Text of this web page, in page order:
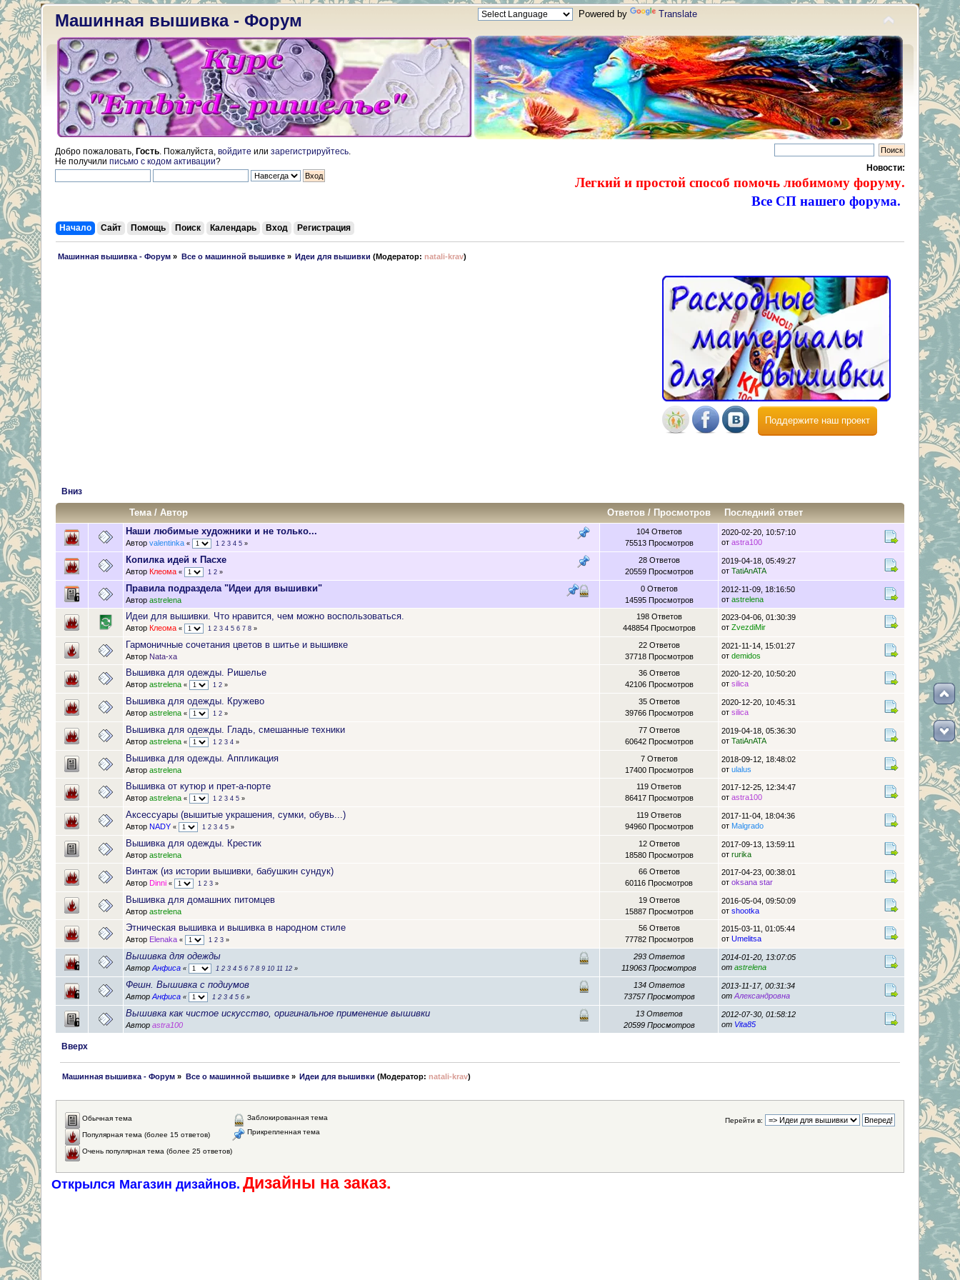
Машинная вышивка - Форум Powered by Translate
Добро пожаловать, Гость . Пожалуйста, войдите или зарегистрируйтесь
Не получили письмо с кодом активации?
Новости:
Легкий и простой способ помочь любимому форуму.
Все СП нашего форума.
Начало Сайт Помощь Поиск Календарь Вход Регистрация
Машинная вышивка - Форум » Все о машинной вышивке» Идеи для вышивки (Модератор:natali-krav)
Поддержите наш проект
Вниз
Тема/Автор Ответов/ Просмотров
Последний ответ
Наши любимые художники и не только...
Автор valentinka « 1 2 3 4 5 »
104 Ответов
75513 Просмотров
2020-02-20, 10:57:10
от astra100
Копилка идей к Пасхе
Автор Клеома « 1 2 »
28 Ответов
20559 Просмотров
2019-04-18, 05:49:27
от TatiAnATA
Правила подраздела "Идеи для вышивки"
Автор astrelena
0 Ответов
14595 Просмотров
2012-11-09, 18:16:50
от astrelena
Идеи для вышивки. Что нравится, чем можно воспользоваться.
Автор Клеома « 1 2 3 4 5 6 7 8 »
198 Ответов
448854 Просмотров
2023-04-06, 01:30:39
от ZvezdiMir
Гармоничные сочетания цветов в шитье и вышивке
Автор Nata-xa
22 Ответов
37718 Просмотров
2021-11-14, 15:01:27
от demidos
Вышивка для одежды. Ришелье
Автор astrelena « 1 2 »
36 Ответов
42106 Просмотров
2020-12-20, 10:50:20
от silica
Вышивка для одежды. Кружево
Автор astrelena « 1 2 »
35 Ответов
39766 Просмотров
2020-12-20, 10:45:31
от silica
Вышивка для одежды. Гладь, смешанные техники
Автор astrelena « 1 2 3 4 »
77 Ответов
60642 Просмотров
2019-04-18, 05:36:30
от TatiAnATA
Вышивка для одежды. Аппликация
Автор astrelena
7 Ответов
17400 Просмотров
2018-09-12, 18:48:02
от ulalus
Вышивка от кутюр и прет-а-порте
Автор astrelena « 1 2 3 4 5 »
119 Ответов
86417 Просмотров
2017-12-25, 12:34:47
от astra100
Аксессуары (вышитые украшения, сумки, обувь...)
Автор NADY « 1 2 3 4 5 »
119 Ответов
94960 Просмотров
2017-11-04, 18:04:36
от Malgrado
Вышивка для одежды. Крестик
Автор astrelena
12 Ответов
18580 Просмотров
2017-09-13, 13:59:11
от rurika
Винтаж (из истории вышивки, бабушкин сундук)
Автор Dinni « 1 2 3 »
66 Ответов
60116 Просмотров
2017-04-23, 00:38:01
от oksana star
Вышивка для домашних питомцев
Автор astrelena
19 Ответов
15887 Просмотров
2016-05-04, 09:50:09
от shootka
Этническая вышивка и вышивка в народном стиле
Автор Elenaka « 1 2 3 »
56 Ответов
77782 Просмотров
2015-03-11, 01:05:44
от Umelitsa
Вышивка для одежды
АвторАнфиса « 1 2 3 4 5 6 7 8 9 10 11 12 »
293 Ответов
119063 Просмотров
2014-01-20, 13:07:05
от astrelena
Фешн. Вышивка с подиумов
АвторАнфиса « 1 2 3 4 5 6 »
134 Ответов
73757 Просмотров
2013-11-17, 00:31:34
отАлександровна
Вышивка как чистое искусство, оригинальное применение вышивки
Автор astra100
13 Ответов
20599 Просмотров
2012-07-30, 01:58:12
от Vita85
Вверх
Машинная вышивка - Форум » Все о машинной вышивке» Идеи для вышивки (Модератор:natali-krav)
Перейти в:
Обычная тема
Популярная тема (более 15 ответов)
Очень популярная тема (более 25 ответов)
Заблокированная тема
Прикрепленная тема
Открылся Магазин дизайнов. Дизайны на заказ.